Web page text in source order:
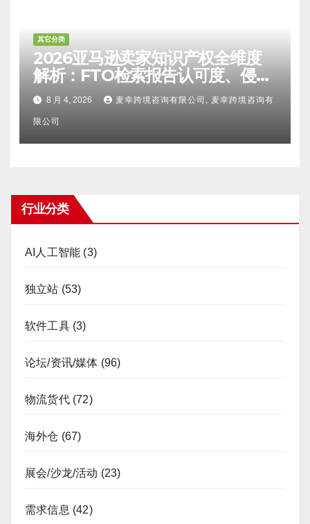
其它分类
2026亚马逊卖家知识产权全维度
解析：FTO检索报告认可度、侵权
比对区别、TRO应诉方法及服务商
甄选避坑全攻略
8 月 4, 2026 麦幸跨境咨询有限公司, 麦幸跨境咨询有
限公司
行业分类
AI人工智能 (3)
独立站 (53)
软件工具(3)
论坛/资讯/媒体 (96)
物流货代(72)
海外仓 (67)
展会/沙龙/活动 (23)
需求信息 (42)